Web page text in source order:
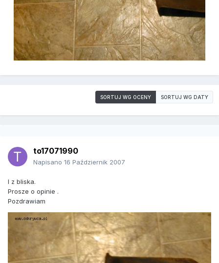
SORTUJ WG OCENY SORTUJ WG DATY
to17071990
Napisano 16 Październik 2007
I z bliska.
Prosze o opinie .
Pozdrawiam